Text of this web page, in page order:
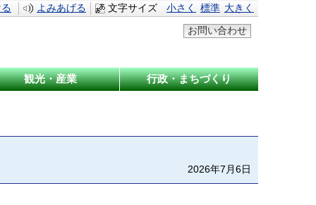
よみあげる 文字サイズ 小さく 標準 大きく
お問い合わせ
観光・産業 行政・まちづくり
2026年7月6日